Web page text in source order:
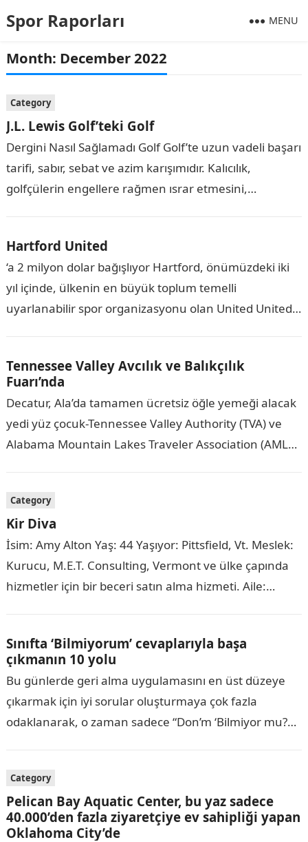
Spor Raporları MENU
Month: December 2022
Category
J.L. Lewis Golf’teki Golf
Dergini Nasıl Sağlamadı Golf Golf’te uzun vadeli başarı
tarifi, sabır, sebat ve azim karışımıdır. Kalıcılık,
golfçülerin engellere rağmen ısrar etmesini,
Hartford United
‘a 2 milyon dolar bağışlıyor Hartford, önümüzdeki iki
yıl içinde, ülkenin en büyük toplum temelli
uyarlanabilir spor organizasyonu olan United United’a
Tennessee Valley Avcılık ve Balıkçılık
Fuarı’nda
Decatur, Ala’da tamamen ücretsiz öğle yemeği alacak
yedi yüz çocuk-Tennessee Valley Authority (TVA) ve
Alabama Mountain Lakes Traveler Association (AMLA)
Category
Kir Diva
İsim: Amy Alton Yaş: 44 Yaşıyor: Pittsfield, Vt. Meslek:
Kurucu, M.E.T. Consulting, Vermont ve ülke çapında
hizmetler için bir beceri satın alma hizmeti. Aile:
Sınıfta ‘Bilmiyorum’ cevaplarıyla başa
çıkmanın 10 yolu
Bu günlerde geri alma uygulamasını en üst düzeye
çıkarmak için iyi sorular oluşturmaya çok fazla
odaklanarak, o zaman sadece “Don’m ‘Bilmiyor mu?
Category
Pelican Bay Aquatic Center, bu yaz sadece
40.000’den fazla ziyaretçiye ev sahipliği yapan
Oklahoma City’de